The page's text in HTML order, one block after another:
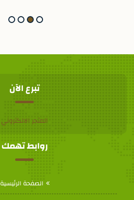
تبرع الآن
المتجر الالكتروني
روابط تهمك
الصفحة الرئيسية